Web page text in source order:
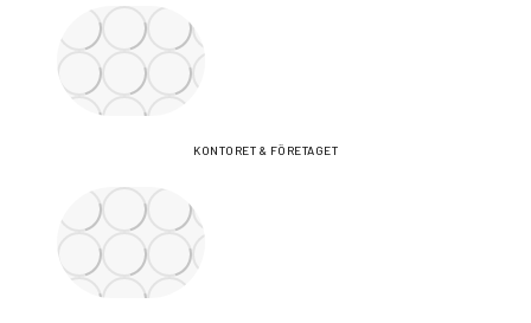
KONTORET & FÖRETAGET